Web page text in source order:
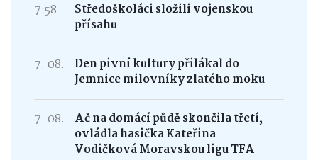
7:58
Středoškoláci složili vojenskou
přísahu
7. 08.
Den pivní kultury přilákal do
Jemnice milovníky zlatého moku
7. 08.
Ač na domácí půdě skončila třetí,
ovládla hasička Kateřina
Vodičková Moravskou ligu TFA